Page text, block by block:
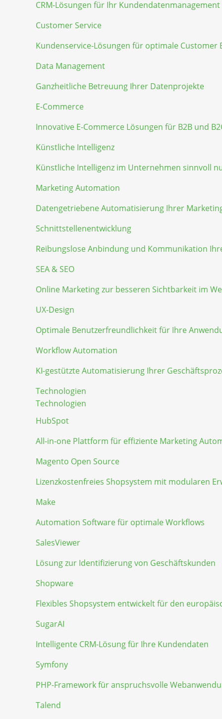
CRM-Lösungen für Ihr Kundendatenmanagement
Customer Service
Kundenservice-Lösungen für optimale Customer
Data Management
Ganzheitliche Betreuung Ihrer Datenprojekte
E-Commerce
Innovative E-Commerce Lösungen für B2B und
Künstliche Intelligenz
Künstliche Intelligenz im Unternehmen sinnvoll
Marketing Automation
Datengetriebene Automatisierung Ihrer
Schnittstellenentwicklung
Reibungslose Anbindung und Kommunikation
SEA & SEO
Online Marketing zur besseren Sichtbarkeit im
UX-Design
Optimale Benutzerfreundlichkeit für Ihre
Workflow Automation
KI-gestützte Automatisierung Ihrer
Technologien
Technologien
HubSpot
All-in-one Plattform für effiziente Marketing
Magento Open Source
Lizenzkostenfreies Shopsystem mit modularen
Make
Automation Software für optimale Workflows
SalesViewer
Lösung zur Identifizierung von Geschäftskunden
Shopware
Flexibles Shopsystem entwickelt für den
SugarAI
Intelligente CRM-Lösung für Ihre Kundendaten
Symfony
PHP-Framework für anspruchsvolle
Talend